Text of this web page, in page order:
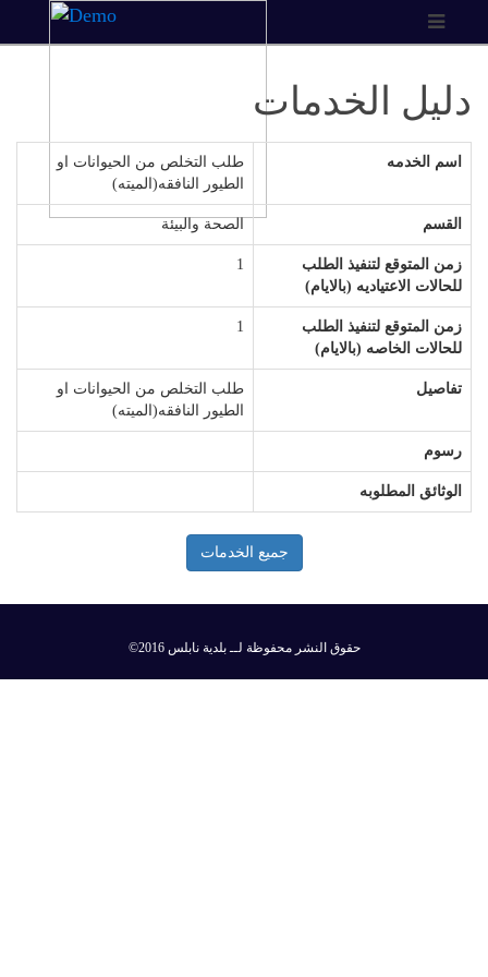
دليل الخدمات
اسم الخدمه
طلب التخلص من الحيوانات او
الطيور النافقه(الميته)
القسم الصحة والبيئة
زمن المتوقع لتنفيذ الطلب
للحالات الاعتياديه (بالايام)
1
زمن المتوقع لتنفيذ الطلب
للحالات الخاصه (بالايام)
1
تفاصيل
طلب التخلص من الحيوانات او
الطيور النافقه(الميته)
رسوم
الوثائق المطلوبه
جميع الخدمات
©2016 حقوق النشر محفوظة لــ بلدية نابلس